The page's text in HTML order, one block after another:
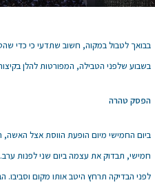
בבואך לטבול במקוה, חשוב שתדעי כי כדי
בשבוע שלפני הטבילה, המפורטות להלן
הפסק טהרה
ביום החמישי מיום הופעת הווסת אצל
חמישי, תבדוק את עצמה ביום שני לפנות
לפני הבדיקה תרחץ היטב אותו מקום וסביבו.